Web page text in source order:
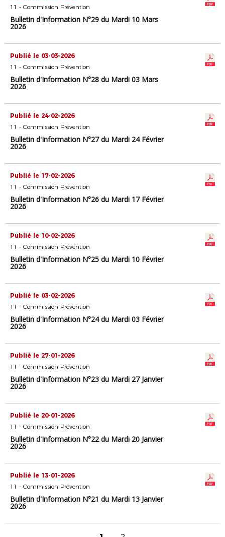
11 - Commission Prévention
Bulletin d'Information N°29 du Mardi 10 Mars
2026
Publié le 03-03-2026
11 - Commission Prévention
Bulletin d'Information N°28 du Mardi 03 Mars
2026
Publié le 24-02-2026
11 - Commission Prévention
Bulletin d'Information N°27 du Mardi 24 Février
2026
Publié le 17-02-2026
11 - Commission Prévention
Bulletin d'Information N°26 du Mardi 17 Février
2026
Publié le 10-02-2026
11 - Commission Prévention
Bulletin d'Information N°25 du Mardi 10 Février
2026
Publié le 03-02-2026
11 - Commission Prévention
Bulletin d'Information N°24 du Mardi 03 Février
2026
Publié le 27-01-2026
11 - Commission Prévention
Bulletin d'Information N°23 du Mardi 27 Janvier
2026
Publié le 20-01-2026
11 - Commission Prévention
Bulletin d'Information N°22 du Mardi 20 Janvier
2026
Publié le 13-01-2026
11 - Commission Prévention
Bulletin d'Information N°21 du Mardi 13 Janvier
2026